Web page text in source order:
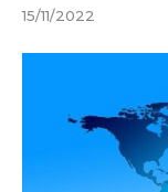
15/11/2022